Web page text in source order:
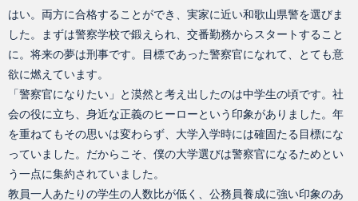
はい。両方に合格することができ、実家に近い和歌山県警を選びま
した。まずは警察学校で鍛えられ、交番勤務からスタートすること
に。将来の夢は刑事です。目標であった警察官になれて、とても意
欲に燃えています。
「警察官になりたい」と漠然と考え出したのは中学生の頃です。社
会の役に立ち、身近な正義のヒーローという印象がありました。年
を重ねてもその思いは変わらず、大学入学時には確固たる目標にな
っていました。だからこそ、僕の大学選びは警察官になるためとい
う一点に集約されていました。
教員一人あたりの学生の人数比が低く、公務員養成に強い印象のあ